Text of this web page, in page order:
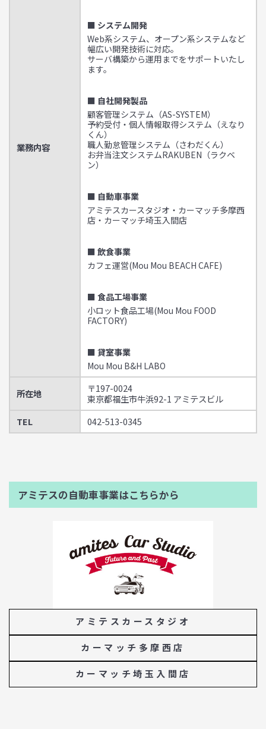
業務内容
■ システム開発
Web系システム、オープン系システムなど
幅広い開発技術に対応。
サーバ構築から運用までをサポートいたし
ます。
■ 自社開発製品
顧客管理システム（AS-SYSTEM）
予約受付・個人情報取得システム（えなり
くん）
職人勤怠管理システム（さわだくん）
お弁当注文システムRAKUBEN（ラクベ
ン）
■ 自動車事業
アミテスカースタジオ・カーマッチ多摩西
店・カーマッチ埼玉入間店
■ 飲食事業
カフェ運営(Mou Mou BEACH CAFE)
■ 食品工場事業
小ロット食品工場(Mou Mou FOOD
FACTORY)
■ 貸室事業
Mou Mou B&H LABO
所在地
〒197-0024
東京都福生市牛浜92-1 アミテスビル
TEL
042-513-0345
アミテスの自動車事業はこちらから
アミテスカースタジオ
カーマッチ多摩西店
カーマッチ埼玉入間店